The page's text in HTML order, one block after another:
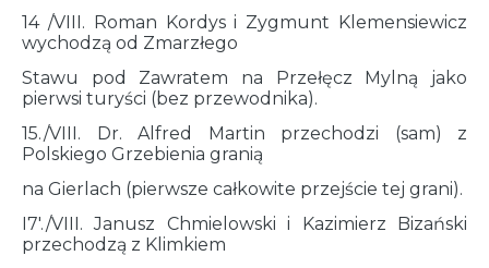
14 /VIII. Roman Kordys i Zygmunt Klemensiewicz
wychodzą od Zmarzłego
Stawu pod Zawratem na Przełęcz Mylną jako
pierwsi turyści (bez przewodnika).
15./VIII. Dr. Alfred Martin przechodzi (sam) z
Polskiego Grzebienia granią
na Gierlach (pierwsze całkowite przejście tej grani).
I7'./VIII. Janusz Chmielowski i Kazimierz Bizański
przechodzą z Klimkiem